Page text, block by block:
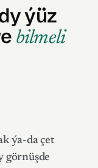
ýüz
bilmeli
ýa-da çet
görnüşde